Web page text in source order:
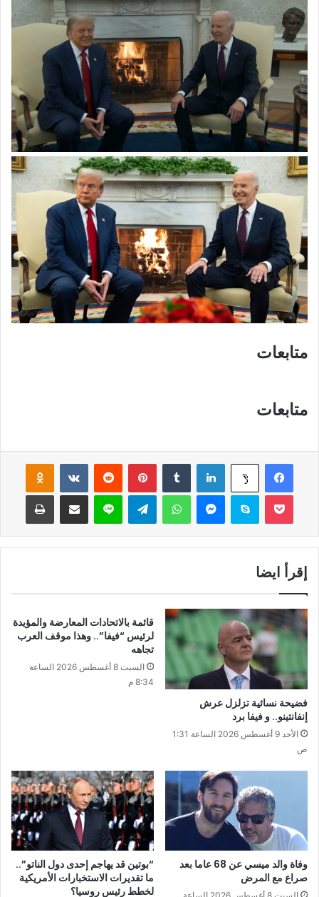
متابعات
متابعات
فيسبوك ‫X لينكدإن بينتيريست
سكايب واتساب لاين
إقرأ ايضا
فضيحة نسائية تزلزل عرش
إنفانتينو.. و فيفا برد
الأحد 9 أغسطس 2026 الساعة 1:31
ص
قائمة بالاتحادات المعارضة والمؤيدة
لرئيس “فيفا”.. وهذا موقف العرب
تجاهه
السبت 8 أغسطس 2026 الساعة
8:34 م
وفاة والد ميسي عن 68 عاما بعد
صراع مع المرض
“بوتين قد يهاجم إحدى دول الناتو”..
ما تقديرات الاستخبارات الأمريكية
لخطط رئيس روسيا؟